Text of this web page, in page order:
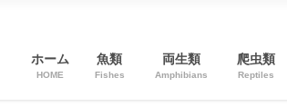
ホーム
HOME
魚類
Fishes
両生類
Amphibians
爬虫類
Reptiles